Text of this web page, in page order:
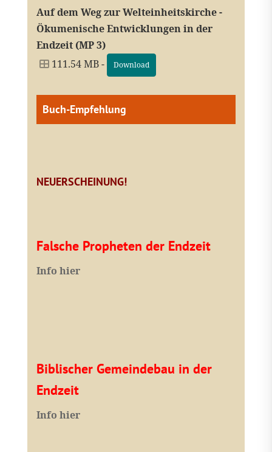
Auf dem Weg zur Welteinheitskirche -
Ökumenische Entwicklungen in der
Endzeit (MP 3)
111.54 MB -
Download
Buch-Empfehlung
NEUERSCHEINUNG!
Falsche Propheten der Endzeit
Info hier
Biblischer Gemeindebau in der
Endzeit
Info hier